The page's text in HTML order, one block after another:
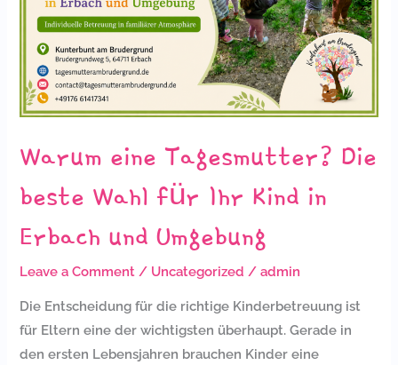
Warum eine Tagesmutter? Die
beste Wahl für Ihr Kind in
Erbach und Umgebung
Leave a Comment / Uncategorized /admin
Die Entscheidung für die richtige Kinderbetreuung ist
für Eltern eine der wichtigsten überhaupt. Gerade in
den ersten Lebensjahren brauchen Kinder eine
beste
Wahl
Ihr
Kind
Erbach
Umgebung